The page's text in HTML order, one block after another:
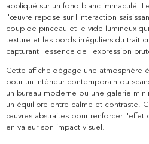
appliqué sur un fond blanc immaculé.
l'œuvre repose sur l'interaction
coup de pinceau et le vide lumineux
texture et les bords irréguliers du trait
capturant l'essence de l'expression
Cette affiche dégage une atmosphère
pour un intérieur contemporain ou
un bureau moderne ou une galerie
un équilibre entre calme et contraste.
œuvres abstraites pour renforcer l'effet
en valeur son impact visuel.